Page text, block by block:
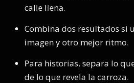
calle llena.
Combina dos resultados si
imagen y otro mejor ritmo.
Para historias, separa lo
de lo que revela la carroza.